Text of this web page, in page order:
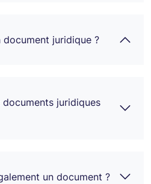
juridique ?
juridiques
un document ?